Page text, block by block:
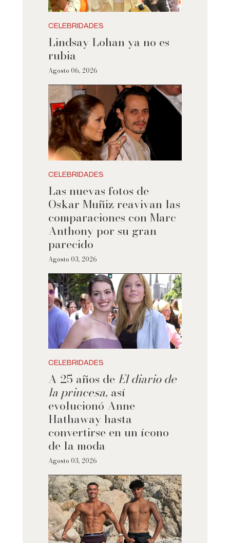
CELEBRIDADES
Lindsay Lohan ya no es
rubia
Agosto 06, 2026
CELEBRIDADES
Las nuevas fotos de
Oskar Muñiz reavivan las
comparaciones con Marc
Anthony por su gran
parecido
Agosto 03, 2026
CELEBRIDADES
A 25 años de El diario de
la princesa, así
evolucionó Anne
Hathaway hasta
convertirse en un ícono
de la moda
Agosto 03, 2026